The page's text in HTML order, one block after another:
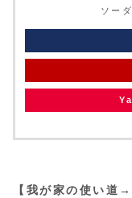
ソー
【我が家の使い道